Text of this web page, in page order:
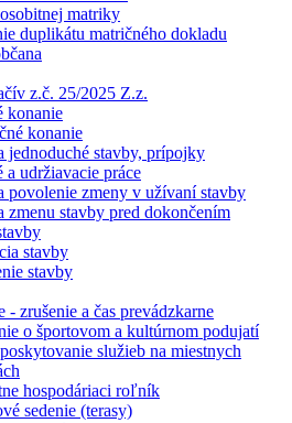
matriky
duplikátu matričného dokladu
z.č. 25/2025 Z.z.
konanie
konanie
jednoduché stavby, prípojky
a udržiavacie práce
povolenie zmeny v užívaní stavby
zmenu stavby pred dokončením
stavby
stavby
- zrušenie a čas prevádzkarne
o športovom a kultúrnom podujatí
služieb na miestnych
hospodáriaci roľník
sedenie (terasy)